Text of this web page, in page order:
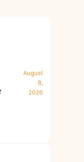
August
8,
2026